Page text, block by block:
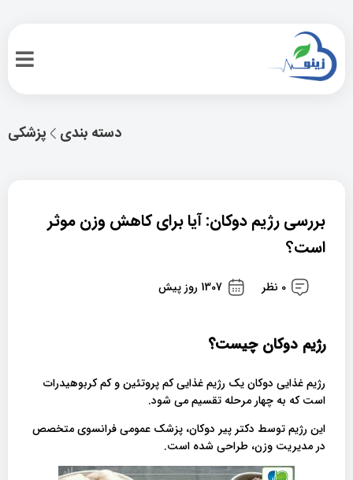
پزشکی دسته بندی
بررسی رژیم دوکان: آیا برای کاهش وزن موثر
است؟
0 نظر 1307 روز پیش
رژیم دوکان چیست؟
رژیم غذایی دوکان یک رژیم غذایی کم پروتئین و کم کربوهیدرات
است که به چهار مرحله تقسیم می شود.
این رژیم توسط دکتر پیر دوکان، پزشک عمومی فرانسوی متخصص
در مدیریت وزن، طراحی شده است.